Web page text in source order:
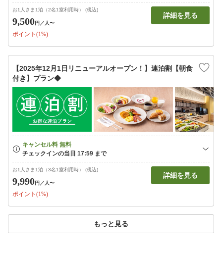
お1人さま1泊（2名1室利用時） (税込)
9,500円 ／人〜
ポイント(1%)
詳細を見る
【2025年12月1日リニューアルオープン！】連泊割【朝食
付き】プラン◆
お1人さま1泊（3名1室利用時） (税込)
9,990円 ／人〜
ポイント(1%)
詳細を見る
もっと見る